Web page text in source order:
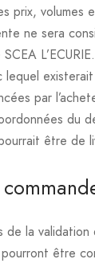
prix,
ne sera
par
du
être de
la validation
être